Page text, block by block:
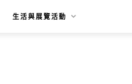
生活與展覽活動